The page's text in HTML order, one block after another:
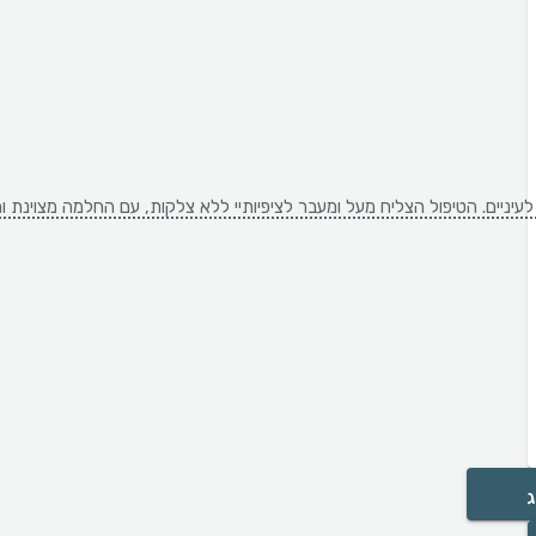
הטיפול הצליח מעל ומעבר לציפיותיי ללא צלקות, עם החלמה מצוינת